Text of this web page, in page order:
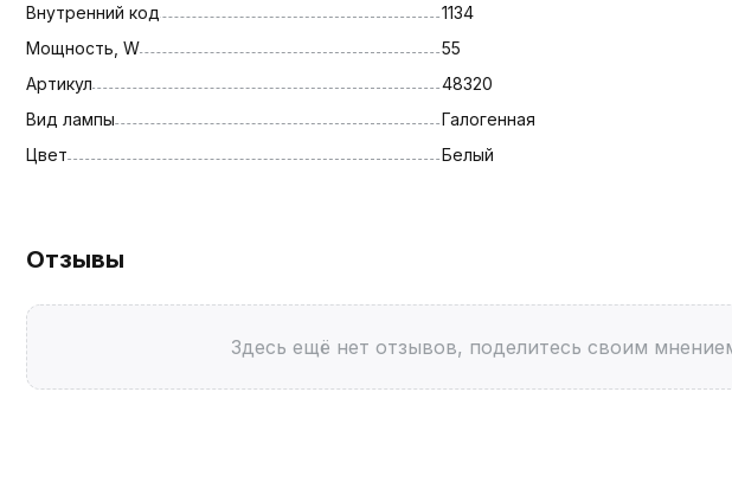
Внутренний код
1134
Мощность, W
55
Артикул
48320
Вид лампы
Галогенная
Цвет
Белый
Отзывы
Здесь ещё нет отзывов, поделитесь своим